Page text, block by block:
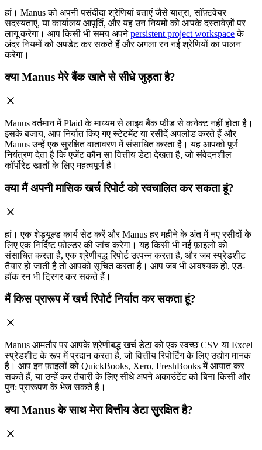
हां। Manus को अपनी पसंदीदा श्रेणियां बताएं जैसे यात्रा, सॉफ़्टवेयर
सदस्यताएं, या कार्यालय आपूर्ति, और यह उन नियमों को आपके दस्तावेज़ों पर
लागू करेगा। आप किसी भी समय अपनेpersistent project workspaceके
अंदर नियमों को अपडेट कर सकते हैं और अगला रन नई श्रेणियों का पालन
करेगा।
क्या Manus मेरे बैंक खाते से सीधे जुड़ता है?
Manus वर्तमान में Plaid के माध्यम से लाइव बैंक फीड से कनेक्ट नहीं होता है।
इसके बजाय, आप निर्यात किए गए स्टेटमेंट या रसीदें अपलोड करते हैं और
Manus उन्हें एक सुरक्षित वातावरण में संसाधित करता है। यह आपको पूर्ण
नियंत्रण देता है कि एजेंट कौन सा वित्तीय डेटा देखता है, जो संवेदनशील
कॉर्पोरेट खातों के लिए महत्वपूर्ण है।
क्या मैं अपनी मासिक खर्च रिपोर्ट को स्वचालित कर सकता हूं?
हां। एक शेड्यूल्ड कार्य सेट करें और Manus हर महीने के अंत में नए रसीदों के
लिए एक निर्दिष्ट फ़ोल्डर की जांच करेगा। यह किसी भी नई फ़ाइलों को
संसाधित करता है, एक श्रेणीबद्ध रिपोर्ट उत्पन्न करता है, और जब स्प्रेडशीट
तैयार हो जाती है तो आपको सूचित करता है। आप जब भी आवश्यक हो, एड-
हॉक रन भी ट्रिगर कर सकते हैं।
मैं किस प्रारूप में खर्च रिपोर्ट निर्यात कर सकता हूं?
Manus आमतौर पर आपके श्रेणीबद्ध खर्च डेटा को एक स्वच्छ CSV या Excel
स्प्रेडशीट के रूप में प्रदान करता है, जो वित्तीय रिपोर्टिंग के लिए उद्योग मानक
है। आप इन फ़ाइलों को QuickBooks, Xero, FreshBooks में आयात कर
सकते हैं, या उन्हें कर तैयारी के लिए सीधे अपने अकाउंटेंट को बिना किसी और
पुन: प्रारूपण के भेज सकते हैं।
क्या Manus के साथ मेरा वित्तीय डेटा सुरक्षित है?